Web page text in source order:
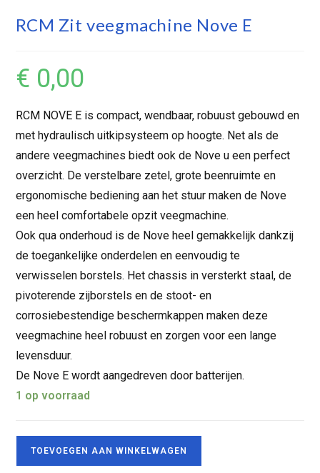
RCM Zit veegmachine Nove E
€ 0,00
RCM NOVE E is compact, wendbaar, robuust gebouwd en
met hydraulisch uitkipsysteem op hoogte. Net als de
andere veegmachines biedt ook de Nove u een perfect
overzicht. De verstelbare zetel, grote beenruimte en
ergonomische bediening aan het stuur maken de Nove
een heel comfortabele opzit veegmachine.
Ook qua onderhoud is de Nove heel gemakkelijk dankzij
de toegankelijke onderdelen en eenvoudig te
verwisselen borstels. Het chassis in versterkt staal, de
pivoterende zijborstels en de stoot- en
corrosiebestendige beschermkappen maken deze
veegmachine heel robuust en zorgen voor een lange
levensduur.
De Nove E wordt aangedreven door batterijen.
1 op voorraad
TOEVOEGEN AAN WINKELWAGEN